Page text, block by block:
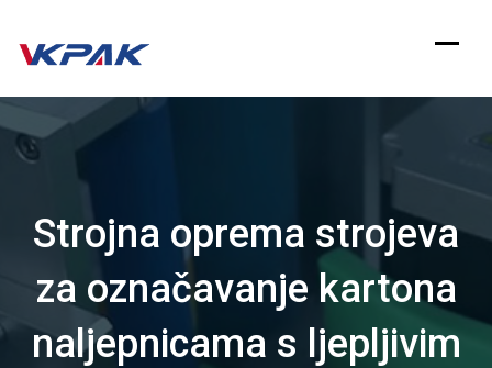
na
sadržaj
Strojna oprema strojeva
za označavanje kartona
naljepnicama s ljepljivim